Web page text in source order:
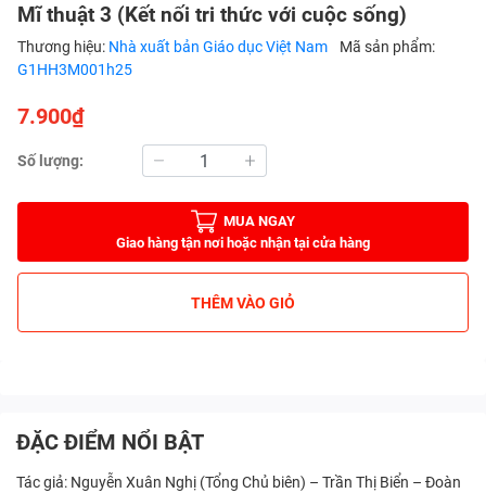
Mĩ thuật 3 (Kết nối tri thức với cuộc sống)
Thương hiệu: Nhà xuất bản Giáo dục Việt Nam
Mã sản phẩm:
G1HH3M001h25
7.900₫
Số lượng:
MUA NGAY
Giao hàng tận nơi hoặc nhận tại cửa hàng
THÊM VÀO GIỎ
ĐẶC ĐIỂM NỔI BẬT
Tác giả: Nguyễn Xuân Nghị (Tổng Chủ biên) – Trần Thị Biển – Đoàn